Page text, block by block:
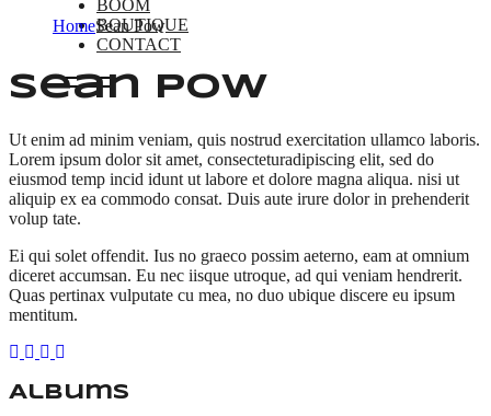
BOOM
BOUTIQUE
CONTACT
HomeSean Pow
Sean Pow
Ut enim ad minim veniam, quis nostrud exercitation ullamco laboris.
Lorem ipsum dolor sit amet, consecteturadipiscing elit, sed do
eiusmod temp incid idunt ut labore et dolore magna aliqua. nisi ut
aliquip ex ea commodo consat. Duis aute irure dolor in prehenderit
volup tate.
Ei qui solet offendit. Ius no graeco possim aeterno, eam at omnium
diceret accumsan. Eu nec iisque utroque, ad qui veniam hendrerit.
Quas pertinax vulputate cu mea, no duo ubique discere eu ipsum
mentitum.
Albums